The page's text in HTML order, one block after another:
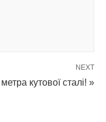
NEXT
кутової сталі! »